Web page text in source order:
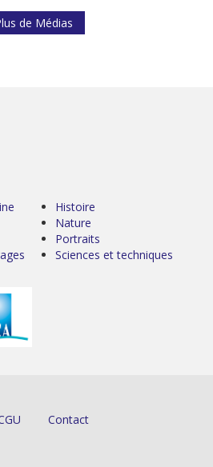
de Médias
Histoire
Nature
Portraits
Sciences et techniques
Contact